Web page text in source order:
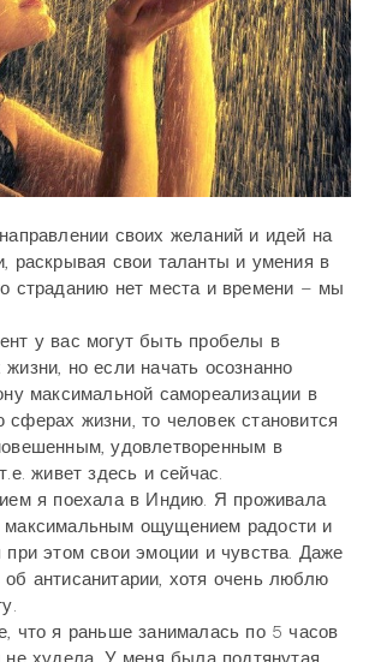
своих желаний и идей на
раскрывая свои таланты и умения в
страданию нет места и времени – мы
у вас могут быть пробелы в
но если начать осознанно
максимальной самореализации в
жизни, то человек становится
удовлетворенным в
живет здесь и сейчас.
я поехала в Индию. Я проживала
ощущением радости и
при этом свои эмоции и чувства. Даже
антисанитарии, хотя очень люблю
что я раньше занималась по 5 часов